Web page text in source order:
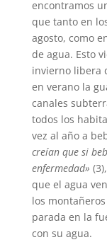
encontramos
que tanto en
agosto, como
de agua. Esto
invierno libera
en verano la
canales
todos los
vez al año a
creían que si
enfermedad»
que el agua
los
parada en la
con su agua.